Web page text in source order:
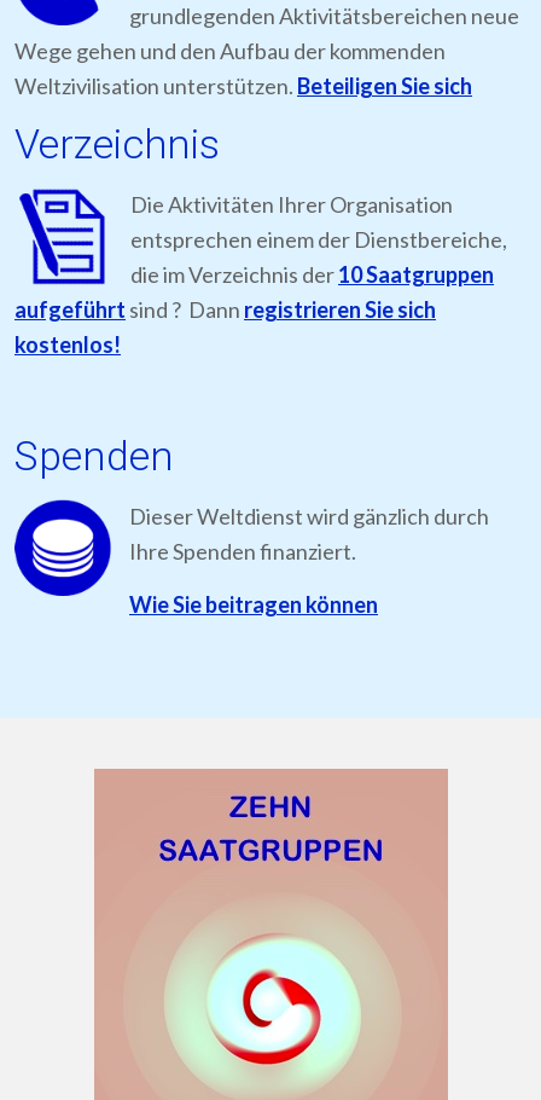
grundlegenden Aktivitätsbereichen neue
Wege gehen und den Aufbau der kommenden
Weltzivilisation unterstützen. Beteiligen Sie sich
Verzeichnis
Die Aktivitäten Ihrer Organisation
entsprechen einem der Dienstbereiche,
die im Verzeichnis der10 Saatgruppen
aufgeführt sind ? Dann registrieren Sie sich
kostenlos!
Spenden
Dieser Weltdienst wird gänzlich durch
Ihre Spenden finanziert.
Wie Sie beitragen können